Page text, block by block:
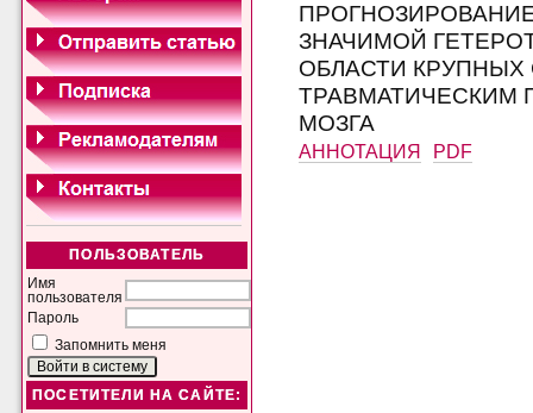
ПОЛЬЗОВАТЕЛЬ
Имя
пользователя
Пароль
Запомнить меня
ПОСЕТИТЕЛИ НА САЙТЕ:
ЗНАЧИМОЙ
ОБЛАСТИ КРУПНЫХ
ТРАВМАТИЧЕСКИМ
МОЗГА
АННОТАЦИЯ PDF